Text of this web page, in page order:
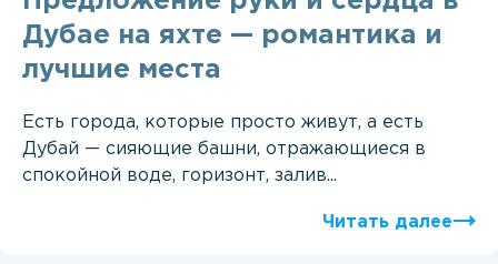
Дубае на яхте — романтика и
лучшие места
Есть города, которые просто живут, а есть
Дубай — сияющие башни, отражающиеся в
спокойной воде, горизонт, залив...
Читать далее